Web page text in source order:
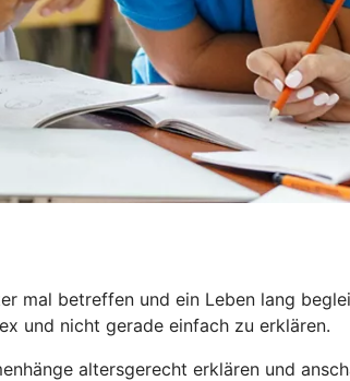
mal betreffen und ein Leben lang
und nicht gerade einfach zu erklären.
altersgerecht erklären und